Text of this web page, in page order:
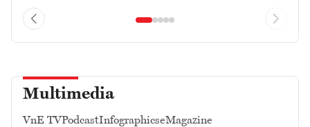
Multimedia
VnE TVPodcastInfographicseMagazine